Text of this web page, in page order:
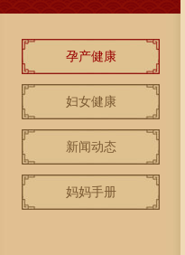
孕产健康
妇女健康
新闻动态
妈妈手册